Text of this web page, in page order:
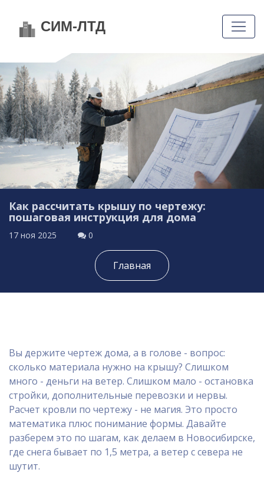
Как рассчитать крышу по чертежу:
пошаговая инструкция для дома
17 ноя 2025 0
Главная
Вы держите чертеж дома, а в голове - вопрос:
сколько материала нужно на крышу? Слишком
много - деньги на ветер. Слишком мало - остановка
стройки, дополнительные перевозки и нервы.
Расчет кровли по чертежу - не магия. Это просто
математика плюс понимание формы. Давайте
разберем это по шагам, как делаем в Новосибирске,
где снега бывает по 1,5 метра, а ветер с севера не
шутит.